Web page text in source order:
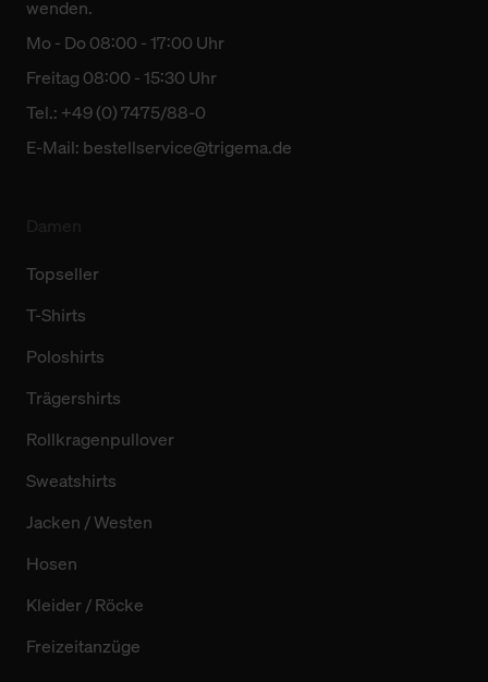
wenden.
Mo - Do 08:00 - 17:00 Uhr
Freitag 08:00 - 15:30 Uhr
Tel.: +49 (0) 7475/88-0
E-Mail: bestellservice@trigema.de
Topseller
T-Shirts
Poloshirts
Trägershirts
Rollkragenpullover
Sweatshirts
Jacken / Westen
Hosen
Kleider / Röcke
Freizeitanzüge